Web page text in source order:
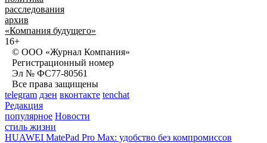
расследования
архив
«Компания будущего»
16+
© ООО «Журнал Компания»
Регистрационный номер
Эл № ФС77-80561
Все права защищены
telegram дзен вконтакте tenchat
Редакция
популярное Новости
стиль жизни
HUAWEI MatePad Pro Max: удобство без компромиссов